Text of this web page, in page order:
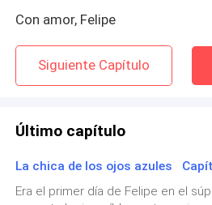
Con amor, Felipe
Siguiente Capítulo
Último capítulo
Era el primer día de Felipe en el